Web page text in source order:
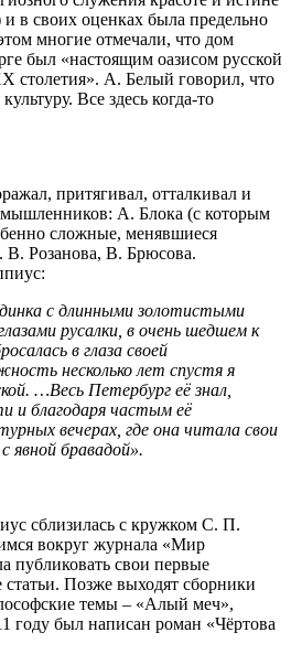
в своих оценках была предельно
многие отмечали, что дом
был «настоящим оазисом русской
столетия». А. Белый говорил, что
Все здесь когда-то
притягивал, отталкивал и
А. Блока (с которым
сложные, менявшиеся
Розанова, В. Брюсова.
с длинными золотистыми
русалки, в очень шедшем к
в глаза своей
несколько лет спустя я
…Весь Петербург её знал,
и благодаря частым её
вечерах, где она читала свои
явной бравадой».
сблизилась с кружком С. П.
вокруг журнала «Мир
публиковать свои первые
статьи. Позже выходят сборники
темы – «Алый меч»,
году был написан роман «Чёртова